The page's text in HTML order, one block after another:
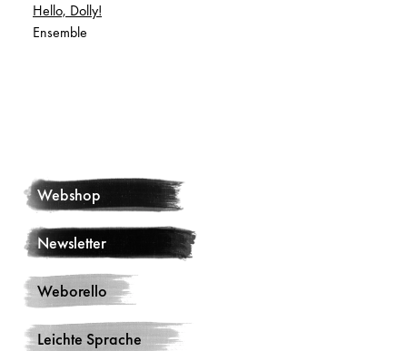
Webshop
Newsletter
Weborello
Leichte Sprache
Hello, Dolly!
Ensemble